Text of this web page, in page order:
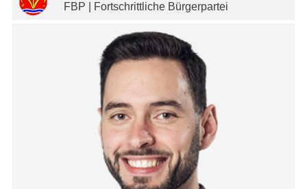
FBP | Fortschrittliche Bürgerpartei